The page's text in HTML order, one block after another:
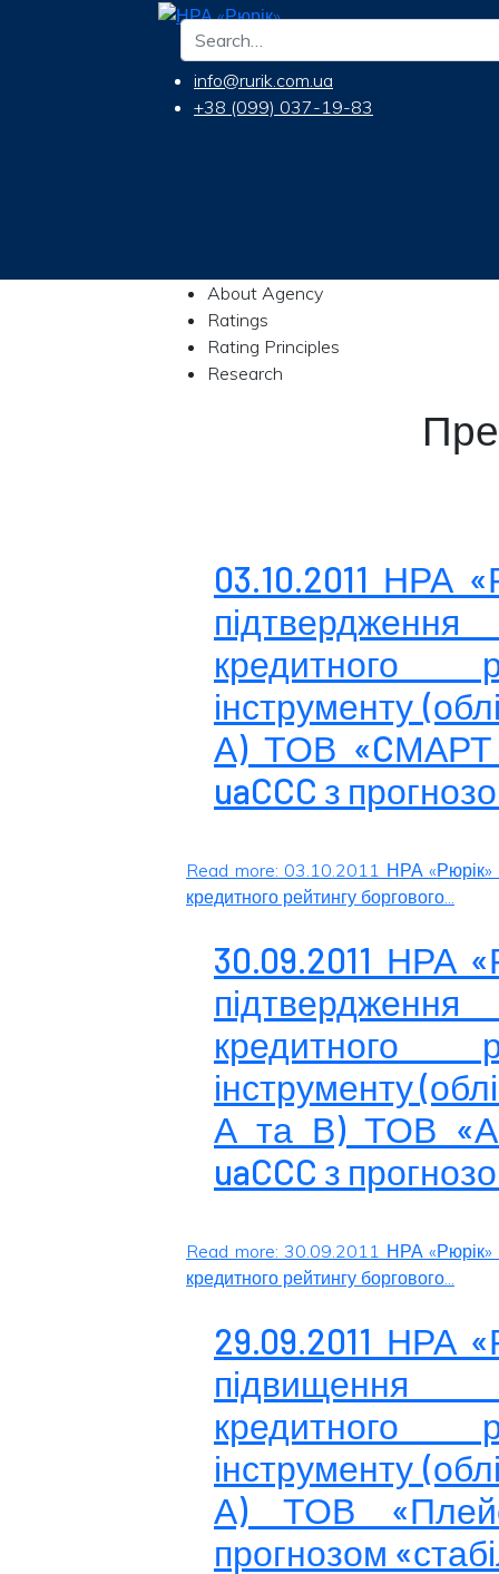
info@rurik.com.ua
+38 (099) 037-19-83
About Agency
Ratings
Rating Principles
Research
03.10.2011 НРА
кредитного
інструменту
А) ТОВ «CМАРТ
uaCCC з
Read more: 03.10.2011 НРА «Рюрік»
кредитного рейтингу боргового...
30.09.2011 НРА
кредитного
інструменту
А та В) ТОВ
uaCCC з
Read more: 30.09.2011 НРА «Рюрік»
кредитного рейтингу боргового...
29.09.2011 НРА
підвищення
кредитного
інструменту
А) ТОВ
прогнозом